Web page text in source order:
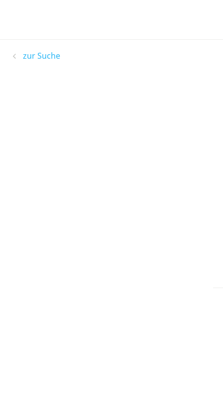
zur Suche